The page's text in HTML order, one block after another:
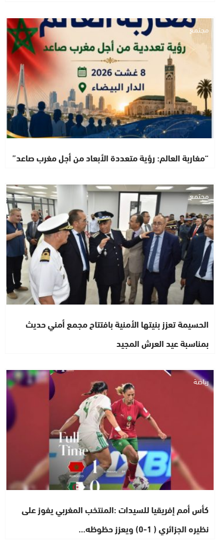
مجتمع
“مغاربة العالم: رؤية متعددة الأبعاد من أجل مغرب صاعد”
مجتمع
الحسيمة تعزز بنيتها الأمنية بافتتاح مجمع أمني حديث
بمناسبة عيد العرش المجيد
رياضة
كأس أمم إفريقيا للسيدات :المنتخب المغربي يفوز على
نظيره الجزائري ( 1-0) ويعزز حظوظه…